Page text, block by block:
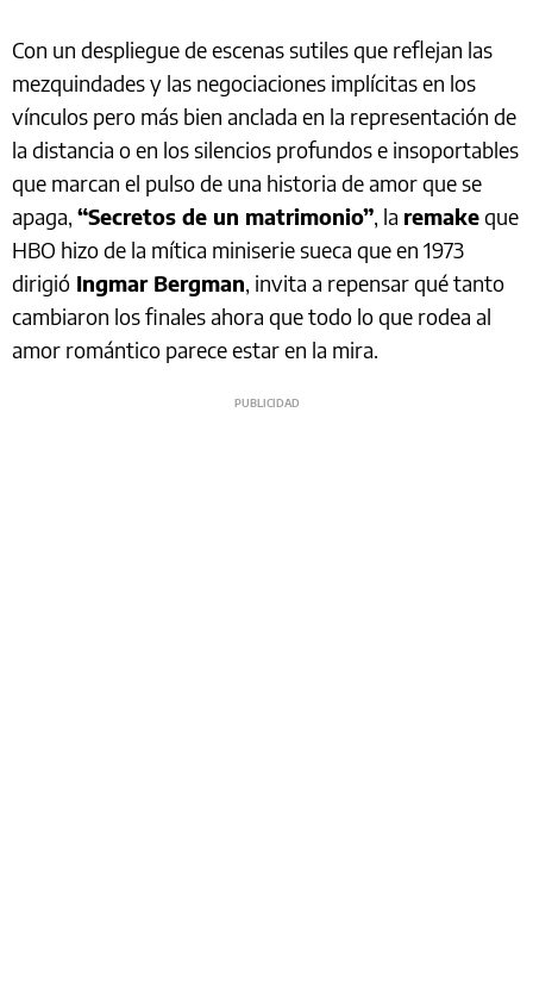
Con un despliegue de escenas sutiles que reflejan las
mezquindades y las negociaciones implícitas en los
vínculos pero más bien anclada en la representación de
la distancia o en los silencios profundos e insoportables
que marcan el pulso de una historia de amor que se
apaga, “Secretos de un matrimonio”, la remakeque
HBO hizo de la mítica miniserie sueca que en 1973
dirigió Ingmar Bergman, invita a repensar qué tanto
cambiaron los finales ahora que todo lo que rodea al
amor romántico parece estar en la mira.